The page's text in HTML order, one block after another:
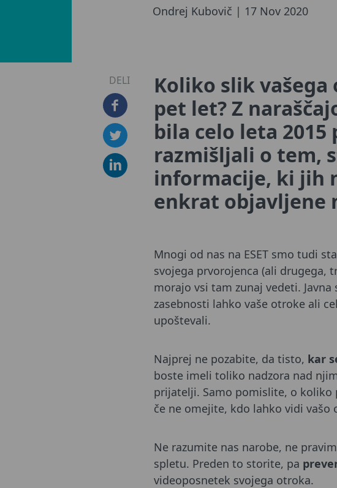
Ondrej Kubovič | 17 Nov 2020
DELI
Koliko slik
pet let? Z
bila celo leta 2015
razmišljali o tem,
informacije, ki jih
enkrat objavljene
Mnogi od nas na ESET smo tudi
svojega prvorojenca (ali drugega,
morajo vsi tam zunaj vedeti.
zasebnosti lahko vaše otroke ali
upoštevali.
Najprej ne pozabite, da tisto, kar
boste imeli toliko nadzora nad
prijatelji. Samo pomislite, o koliko
če ne omejite, kdo lahko vidi vašo
Ne razumite nas narobe, ne
spletu. Preden to storite, pa
videoposnetek svojega otroka.